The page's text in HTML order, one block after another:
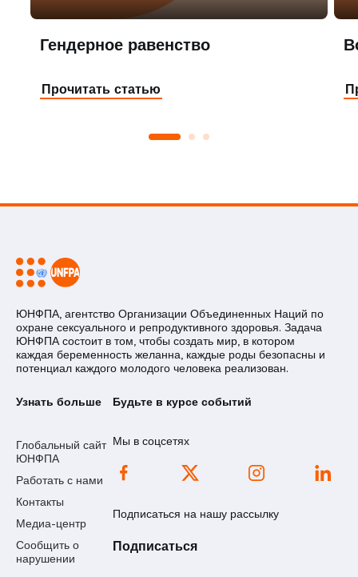
Гендерное равенство
Прочитать статью
ЮНФПА, агентство Организации Объединенных Наций по
охране сексуального и репродуктивного здоровья. Задача
ЮНФПА состоит в том, чтобы создать мир, в котором
каждая беременность желанна, каждые роды безопасны и
потенциал каждого молодого человека реализован.
Узнать больше
Глобальный сайт
ЮНФПА
Работать с нами
Контакты
Медиа-центр
Сообщить о
нарушении
Будьте в курсе событий
Мы в соцсетях
Подписаться на нашу рассылку
Подписаться